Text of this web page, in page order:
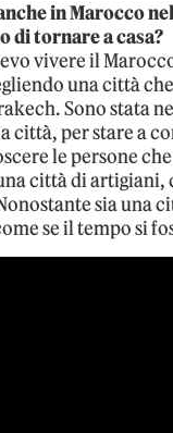
in Marocco
di tornare a casa?
vivere il
una città
Sono stata
città, per stare a
le persone
città di artigiani,
sia una
se il tempo si